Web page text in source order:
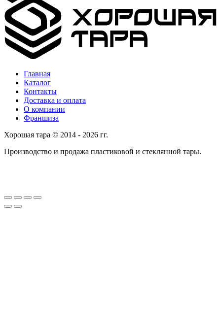
Главная
Каталог
Контакты
Доставка и оплата
О компании
Франшиза
Хорошая тара © 2014 - 2026 гг.
Производство и продажа пластиковой и стеклянной тары.